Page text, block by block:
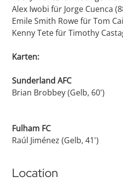
Alex Iwobi für Jorge Cuenca
Emile Smith Rowe für Tom
Kenny Tete für Timothy
Karten:
Sunderland AFC
Brian Brobbey (Gelb, 60')
Fulham FC
Raúl Jiménez (Gelb, 41')
Location